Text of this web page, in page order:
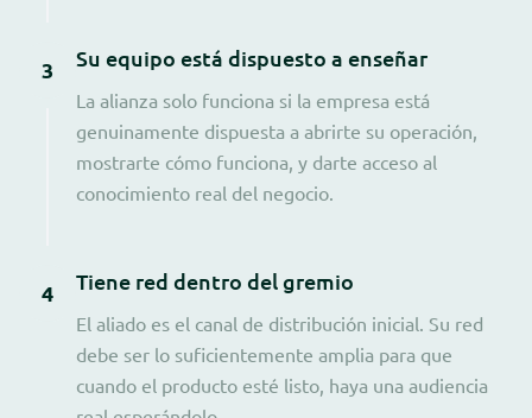
3 Su equipo está dispuesto a enseñar
La alianza solo funciona si la empresa está
genuinamente dispuesta a abrirte su operación,
mostrarte cómo funciona, y darte acceso al
conocimiento real del negocio.
4 Tiene red dentro del gremio
El aliado es el canal de distribución inicial. Su red
debe ser lo suficientemente amplia para que
cuando el producto esté listo, haya una audiencia